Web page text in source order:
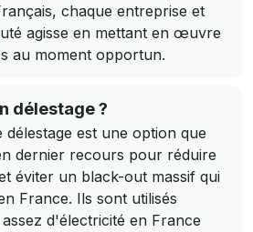
chaque entreprise et
agisse en mettant en œuvre
au moment opportun.
délestage ?
est une option que
dernier recours pour réduire
éviter un black-out massif qui
France. Ils sont utilisés
d'électricité en France